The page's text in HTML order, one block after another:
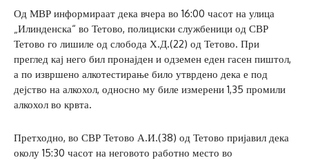
Од МВР информираат дека вчера во 16:00 часот на улица
„Илинденска“ во Тетово, полициски службеници од СВР
Тетово го лишиле од слобода Х.Д.(22) од Тетово. ​При
преглед кај него бил пронајден и одземен еден гасен пиштол,
а по извршено алкотестирање било утврдено дека е под
дејство на алкохол, односно му биле измерени 1,35 промили
алкохол во крвта.
Претходно, во СВР Тетово А.И.(38) од Тетово пријавил дека
околу 15:30 часот на неговото работно место во